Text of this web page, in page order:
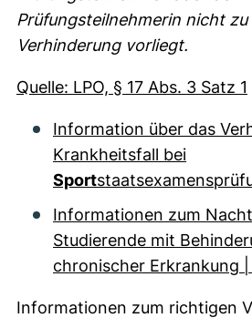
Prüfungsteilnehmerin nicht
Verhinderung vorliegt.
Quelle: LPO, § 17 Abs. 3 Satz 1
Information über das
Krankheitsfall bei
Sport
Informationen zum
Studierende mit
chronischer Erkrankung |
Informationen zum richtigen